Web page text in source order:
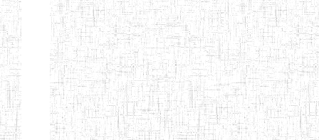
Etablissements
d'enseignement
normal